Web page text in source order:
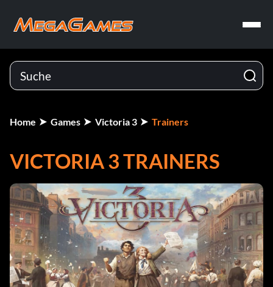
Home Games Victoria 3 Trainers
VICTORIA 3 TRAINERS